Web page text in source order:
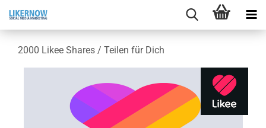
2000 Likee Shares / Tei­len für Dich